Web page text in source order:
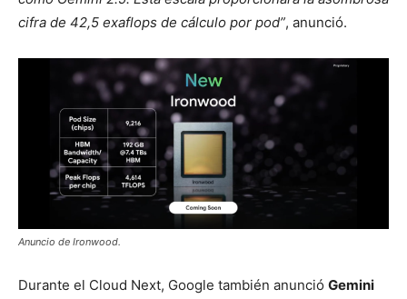
cifra de 42,5 exaflops de cálculo por pod”, anunció.
Anuncio de Ironwood.
Durante el Cloud Next, Google también anunció Gemini